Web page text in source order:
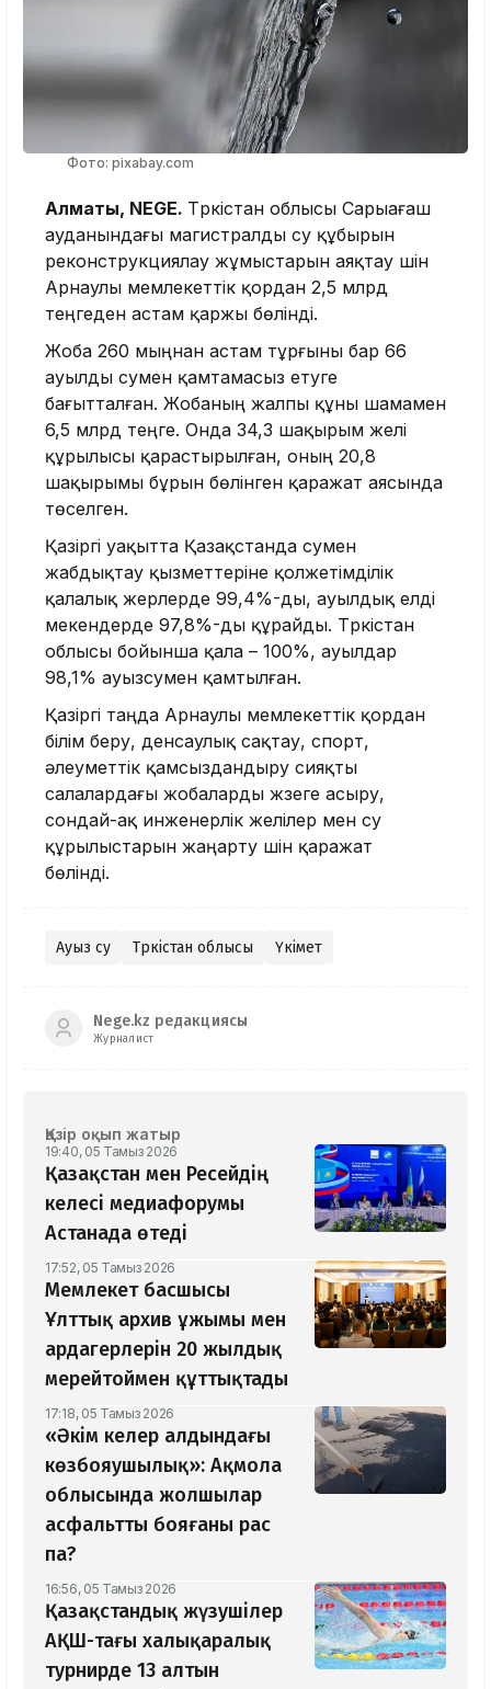
Фото: pixabay.com
Алматы, NEGE. Түркістан облысы Сарыағаш
ауданындағы магистралды су құбырын
реконструкциялау жұмыстарын аяқтау үшін
Арнаулы мемлекеттік қордан 2,5 млрд
теңгеден астам қаржы бөлінді.
Жоба 260 мыңнан астам тұрғыны бар 66
ауылды сумен қамтамасыз етуге
бағытталған. Жобаның жалпы құны шамамен
6,5 млрд теңге. Онда 34,3 шақырым желі
құрылысы қарастырылған, оның 20,8
шақырымы бұрын бөлінген қаражат аясында
төселген.
Қазіргі уақытта Қазақстанда сумен
жабдықтау қызметтеріне қолжетімділік
қалалық жерлерде 99,4%-ды, ауылдық елді
мекендерде 97,8%-ды құрайды. Түркістан
облысы бойынша қала – 100%, ауылдар
98,1% ауызсумен қамтылған.
Қазіргі таңда Арнаулы мемлекеттік қордан
білім беру, денсаулық сақтау, спорт,
әлеуметтік қамсыздандыру сияқты
салалардағы жобаларды жүзеге асыру,
сондай-ақ инженерлік желілер мен су
құрылыстарын жаңарту үшін қаражат
бөлінді.
Ауыз су Түркістан облысы Үкімет
Nege.kz редакциясы
Журналист
Қазір оқып жатыр
19:40, 05 Тамыз 2026
Қазақстан мен Ресейдің
келесі медиафорумы
Астанада өтеді
17:52, 05 Тамыз 2026
Мемлекет басшысы
Ұлттық архив ұжымы мен
ардагерлерін 20 жылдық
мерейтоймен құттықтады
17:18, 05 Тамыз 2026
«Әкім келер алдындағы
көзбояушылық»: Ақмола
облысында жолшылар
асфальтты бояғаны рас
па?
16:56, 05 Тамыз 2026
Қазақстандық жүзушілер
АҚШ-тағы халықаралық
турнирде 13 алтын